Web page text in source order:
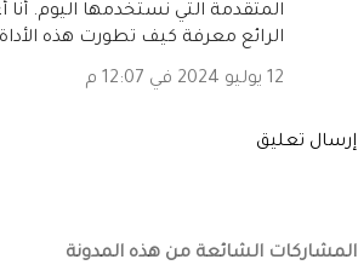
المتقدمة التي نستخدمها اليوم.
الرائع معرفة كيف تطورت هذه
12 يوليو 2024 في 12:07 م
إرسال تعليق
المشاركات الشائعة من هذه المدونة